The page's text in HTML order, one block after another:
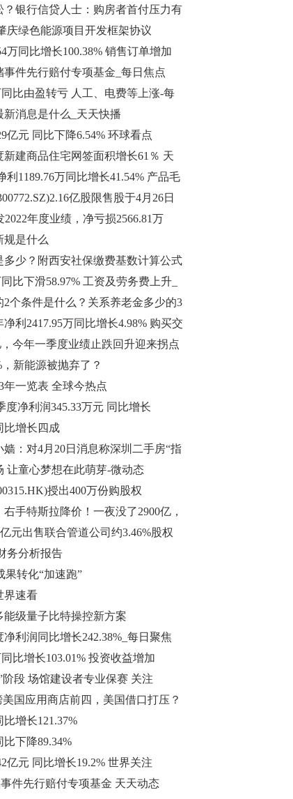
？银行信贷人士：购房者首付压力有
庆绿色能源项目开发框架协议
万同比增长100.38% 销售订单增加
件先行赔付专项基金_每日焦点
比由盈转亏 人工、电费等上涨-每
新消息是什么_天天快播
亿元 同比下降6.54% 环球看点
建商品住宅网签面积增长61％ 天
利1189.76万同比增长41.54% 产品毛
亿股限售股于4月26日
年度业绩，净亏损2566.81万
派1.5元
规是什么
多少？附西安社保缴费基数计算公式
比下滑58.97% 工资及劳务费上升_
个条件是什么？关系养老金多少的3
利2417.95万同比增长4.98% 购买交
今年一季度业绩止跌回升迎来拐点
新能源被抛弃了？
年一览表 全球今热点
度净利润345.33万元 同比增长
比增长四成
：对4月20日消息称深圳二手房“指
让童心梦想在此萌芽-微动态
授出400万份购股权
手特斯拉降价！一夜没了2900亿，
元出售联合管道公司约3.46%股权
务分析报告
果转化“加速跑”
界速看
级量子比特操控新方案
利润同比增长242.38%_每日聚焦
比增长103.01% 投资收益增加
段 场馆建设者专业保赛 关注
国应用商店前四，美国借口打压？
增长121.37%
下降89.34%
亿元 同比增长19.2% 世界关注
件先行赔付专项基金 天天动态